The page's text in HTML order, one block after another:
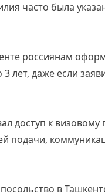
часто была
россиянам
лет, даже если
доступ к
подачи,
в